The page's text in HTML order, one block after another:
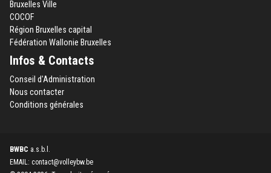
Bruxelles Ville
COCOF
Région Bruxelles capital
Fédération Wallonie Bruxelles
Infos & Contacts
Conseil d'Administration
Nous contacter
Conditions générales
BWBC a.s.b.l.
EMAIL: contact@volleybw.be